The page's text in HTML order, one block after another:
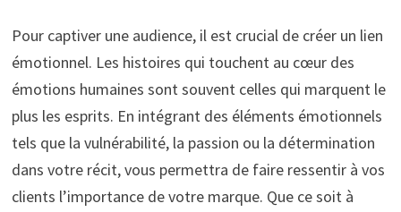
Pour captiver une audience, il est crucial de créer un lien
émotionnel. Les histoires qui touchent au cœur des
émotions humaines sont souvent celles qui marquent le
plus les esprits. En intégrant des éléments émotionnels
tels que la vulnérabilité, la passion ou la détermination
dans votre récit, vous permettra de faire ressentir à vos
clients l’importance de votre marque. Que ce soit à